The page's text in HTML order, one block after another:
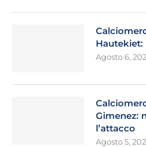
Hautekiet:
Agosto 6,
Gimenez:
l’attacco
Agosto 5,